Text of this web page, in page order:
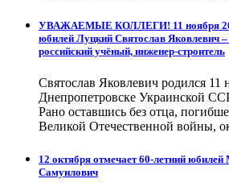
УВАЖАЕМЫЕ КОЛЛЕГИ! 11 ноября
юбилей Луцкий Святослав Яковлевич
российский учёный, инженер-строитель
Святослав Яковлевич родился 11
Днепропетровске Украинской
Рано оставшись без отца,
Великой Отечественной войны,
12 октября отмечает 60-летний
Самуилович